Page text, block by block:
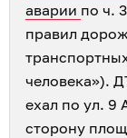
аварии по ч.
правил
человека»).
ехал по ул. 9
сторону